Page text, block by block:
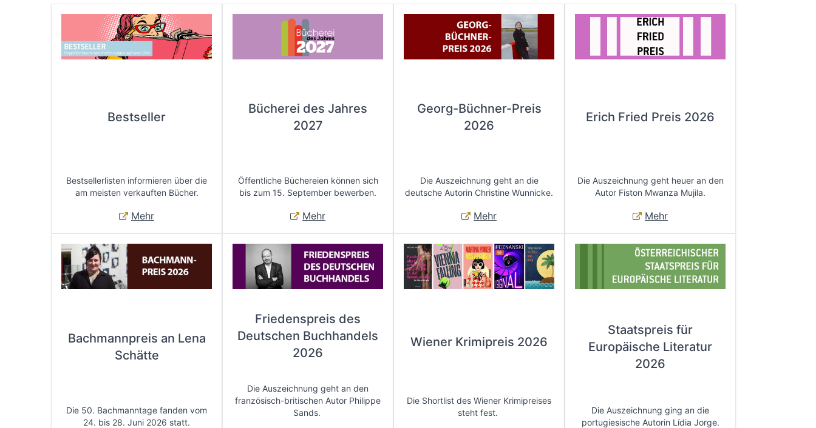
Bestseller
Bestsellerlisten informieren über die
am meisten verkauften Bücher.
Mehr
Bücherei des Jahres
2027
Öffentliche Büchereien können sich
bis zum 15. September bewerben.
Mehr
Georg-Büchner-Preis
2026
Die Auszeichnung geht an die
deutsche Autorin Christine Wunnicke.
Mehr
Erich Fried Preis 2026
Die Auszeichnung geht heuer an den
Autor Fiston Mwanza Mujila.
Mehr
Bachmannpreis an Lena
Schätte
Die 50. Bachmanntage fanden vom
24. bis 28. Juni 2026 statt.
Friedenspreis des
Deutschen Buchhandels
2026
Die Auszeichnung geht an den
französisch-britischen Autor Philippe
Sands.
Wiener Krimipreis 2026
Die Shortlist des Wiener Krimipreises
steht fest.
Staatspreis für
Europäische Literatur
2026
Die Auszeichnung ging an die
portugiesische Autorin Lídia Jorge.